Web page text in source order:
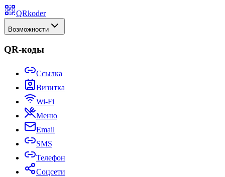
QRkoder
Возможности
QR-коды
Ссылка
Визитка
Wi-Fi
Меню
Email
SMS
Телефон
Соцсети